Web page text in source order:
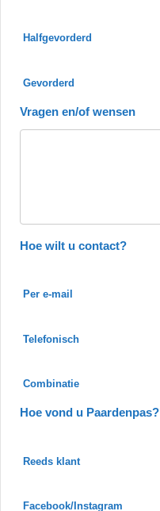
Halfgevorderd
Gevorderd
Vragen en/of wensen
Hoe wilt u contact?
Per e-mail
Telefonisch
Combinatie
Hoe vond u Paardenpas?
Reeds klant
Facebook/Instagram